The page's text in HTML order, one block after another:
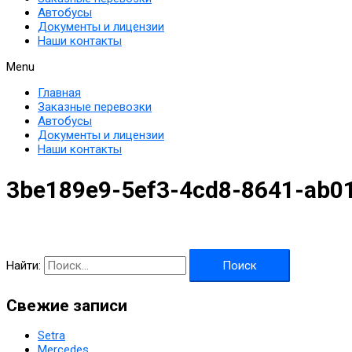
Автобусы
Документы и лицензии
Наши контакты
Menu
Главная
Заказные перевозки
Автобусы
Документы и лицензии
Наши контакты
3be189e9-5ef3-4cd8-8641-
Найти:
Свежие записи
Setra